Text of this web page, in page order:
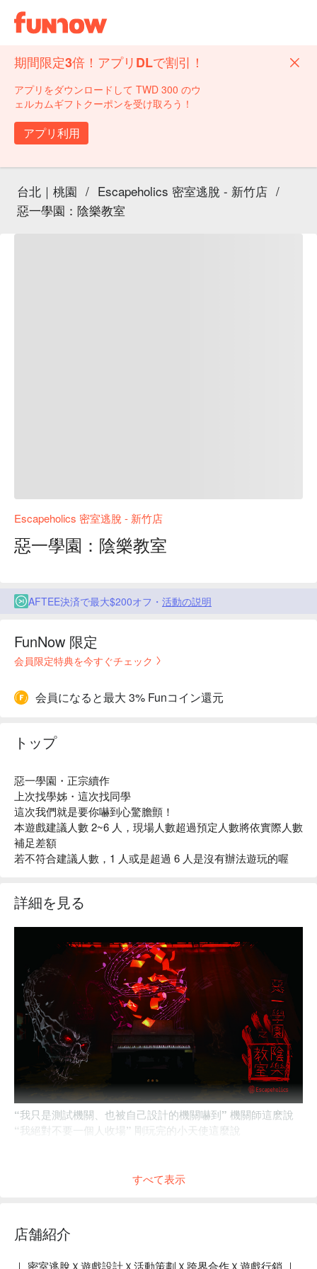
期間限定3倍！アプリDLで割引！
アプリをダウンロードして TWD 300 のウ
ェルカムギフトクーポンを受け取ろう！
アプリ利用
台北｜桃園 / Escapeholics 密室逃脫 - 新竹店 /
惡一學園：陰樂教室
Escapeholics 密室逃脫 - 新竹店
惡一學園：陰樂教室
AFTEE決済で最大$200オフ・ 活動の説明
FunNow 限定
会員限定特典を今すぐチェック
会員になると最大 3% Funコイン還元
トップ
惡一學園・正宗續作
上次找學姊・這次找同學
這次我們就是要你嚇到心驚膽顫！
本遊戲建議人數 2~6 人，現場人數超過預定人數將依實際人數
補足差額
若不符合建議人數，1 人或是超過 6 人是沒有辦法遊玩的喔
詳細を見る
“我只是測試機關、也被自己設計的機關嚇到” 機關師這麽說
“我絕對不要一個人收場” 剛玩完的小天使這麼說
「靈異研究社的同學、我是王聰明，
#超驚人的機關互動
すべて表示
店舗紹介
｜ 密室逃脫Ｘ遊戲設計Ｘ活動策劃Ｘ跨界合作Ｘ遊戲行銷 ｜